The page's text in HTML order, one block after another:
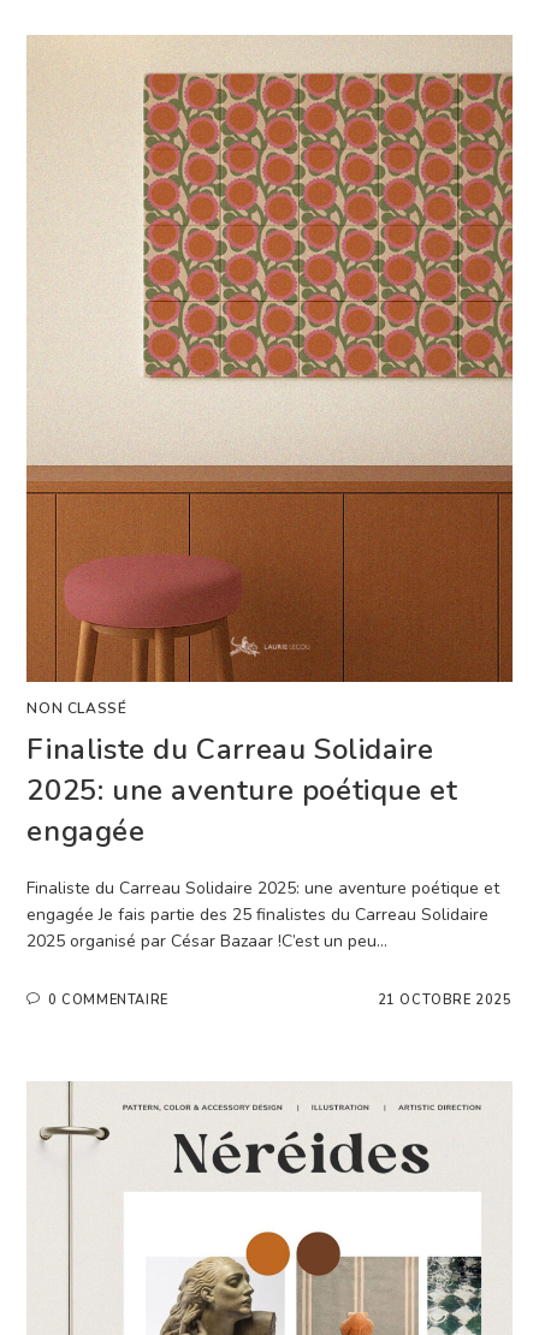
NON CLASSÉ
Finaliste du Carreau Solidaire
2025: une aventure poétique et
engagée
Finaliste du Carreau Solidaire 2025: une aventure poétique et
engagée Je fais partie des 25 finalistes du Carreau Solidaire
2025 organisé par César Bazaar !C’est un peu…
0 COMMENTAIRE 21 OCTOBRE 2025